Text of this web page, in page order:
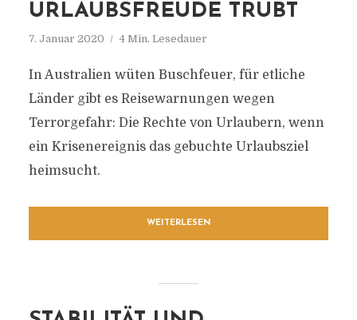
URLAUBSFREUDE TRÜBT
7. Januar 2020 4 Min. Lesedauer
In Australien wüten Buschfeuer, für etliche
Länder gibt es Reisewarnungen wegen
Terrorgefahr: Die Rechte von Urlaubern, wenn
ein Krisenereignis das gebuchte Urlaubsziel
heimsucht.
WEITERLESEN